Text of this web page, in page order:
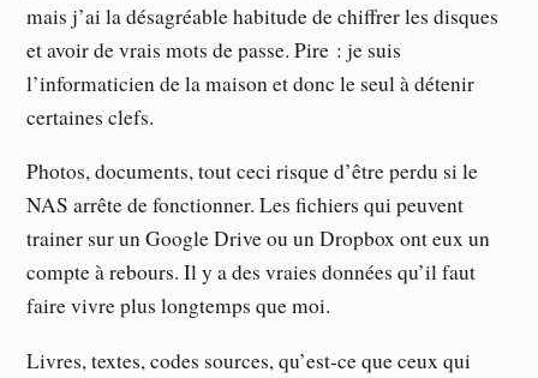
mais j’ai la désagréable habitude de chiffrer les disques
et avoir de vrais mots de passe. Pire : je suis
l’informaticien de la maison et donc le seul à détenir
certaines clefs.
Photos, documents, tout ceci risque d’être perdu si le
NAS arrête de fonctionner. Les fichiers qui peuvent
trainer sur un Google Drive ou un Dropbox ont eux un
compte à rebours. Il y a des vraies données qu’il faut
faire vivre plus longtemps que moi.
Livres, textes, codes sources, qu’est-ce que ceux qui